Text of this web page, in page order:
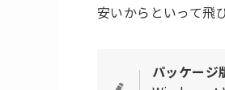
安いからといって飛
パッケージ